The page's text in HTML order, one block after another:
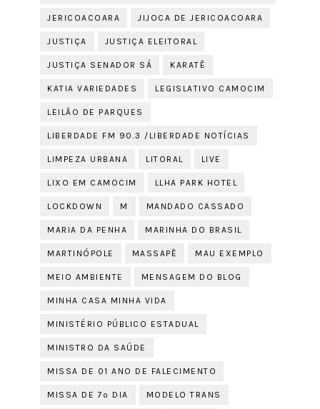
JERICOACOARA JIJOCA DE JERICOACOARA
JUSTIÇA JUSTIÇA ELEITORAL
JUSTIÇA SENADOR SÁ KARATÊ
KATIA VARIEDADES LEGISLATIVO CAMOCIM
LEILÃO DE PARQUES
LIBERDADE FM 90.3 /LIBERDADE NOTÍCIAS
LIMPEZA URBANA LITORAL LIVE
LIXO EM CAMOCIM LLHA PARK HOTEL
LOCKDOWN M MANDADO CASSADO
MARIA DA PENHA MARINHA DO BRASIL
MARTINÓPOLE MASSAPÊ MAU EXEMPLO
MEIO AMBIENTE MENSAGEM DO BLOG
MINHA CASA MINHA VIDA
MINISTÉRIO PÚBLICO ESTADUAL
MINISTRO DA SAÚDE
MISSA DE 01 ANO DE FALECIMENTO
MISSA DE 7º DIA MODELO TRANS